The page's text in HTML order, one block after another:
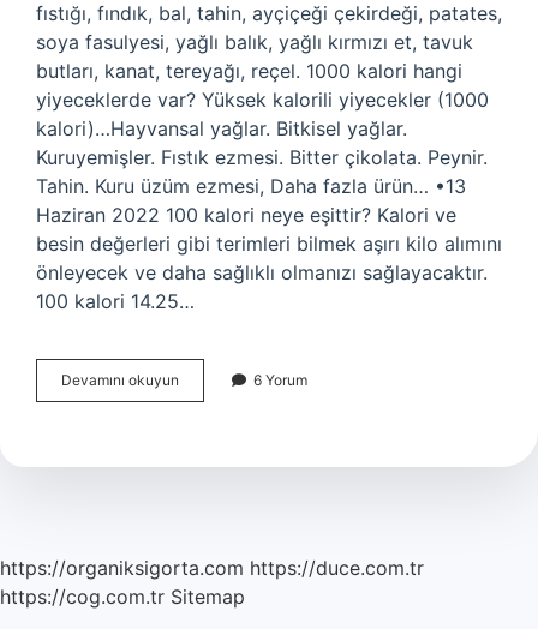
fıstığı, fındık, bal, tahin, ayçiçeği çekirdeği, patates,
soya fasulyesi, yağlı balık, yağlı kırmızı et, tavuk
butları, kanat, tereyağı, reçel. 1000 kalori hangi
yiyeceklerde var? Yüksek kalorili yiyecekler (1000
kalori)…Hayvansal yağlar. Bitkisel yağlar.
Kuruyemişler. Fıstık ezmesi. Bitter çikolata. Peynir.
Tahin. Kuru üzüm ezmesi, Daha fazla ürün… •13
Haziran 2022 100 kalori neye eşittir? Kalori ve
besin değerleri gibi terimleri bilmek aşırı kilo alımını
önleyecek ve daha sağlıklı olmanızı sağlayacaktır.
100 kalori 14.25…
Devamını okuyun
Besinde
Kalori
6 Yorum
https://organiksigorta.com https://duce.com.tr
https://cog.com.tr Sitemap